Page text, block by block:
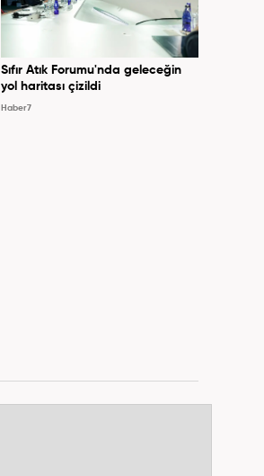
Sıfır Atık Forumu'nda geleceğin
yol haritası çizildi
Haber7